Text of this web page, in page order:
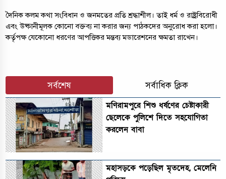
দৈনিক কলম কথা সংবিধান ও জনমতের প্রতি শ্রদ্ধাশীল। তাই ধর্ম ও রাষ্ট্রবিরোধী
এবং উষ্কানীমূলক কোনো বক্তব্য না করার জন্য পাঠকদের অনুরোধ করা হলো।
কর্তৃপক্ষ যেকোনো ধরণের আপত্তিকর মন্তব্য মডারেশনের ক্ষমতা রাখেন।
সর্বশেষ সর্বাধিক ক্লিক
মণিরামপুরে শিশু ধর্ষণের চেষ্টাকারী
ছেলেকে পুলিশে দিতে সহযোগিতা
করলেন বাবা
মহাসড়কে পড়েছিল মৃতদেহ, মেলেনি